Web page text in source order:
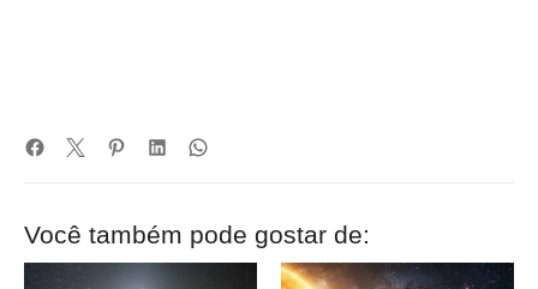
Você também pode gostar de: